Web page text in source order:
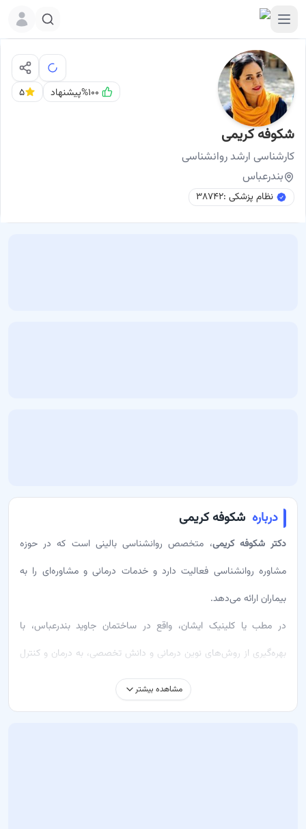
%۱۰۰پیشنهاد ۵
نوبت اینترنتیشکوفه کریمی کارشناسی ارشد روانشناسی بندرعباسشکوفه کریمی
کارشناسی ارشدروانشناسی
بندرعباس
نظام پزشکی :۳۸۷۴۲
درباره شکوفه کریمی
دکتر شکوفه کریمی، متخصص روانشناسی بالینی است که در حوزه
مشاوره روانشناسی فعالیت دارد و خدمات درمانی و مشاوره‌ای را به
بیماران ارائه می‌دهد.
در مطب یا کلینیک ایشان، واقع در ساختمان جاوید بندرعباس، با
بهره‌گیری از روش‌های نوین درمانی و دانش تخصصی، به درمان و کنترل
مشکلات روانی و رفتاری می‌پردازند.
خدماتی که دکتر شکوفه کریمی ارائه می‌دهد شامل:
مشاهده بیشتر